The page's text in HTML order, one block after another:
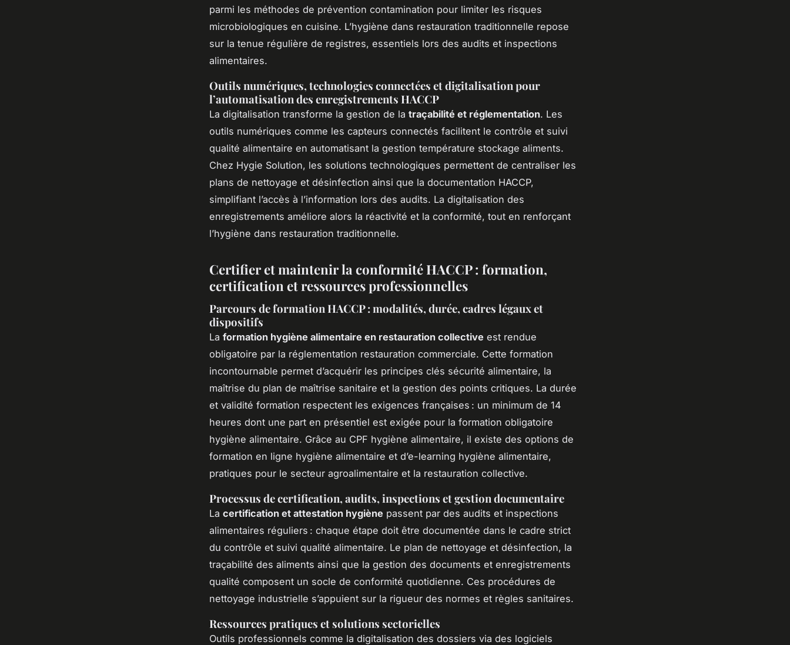
parmi les méthodes de prévention contamination pour limiter les risques
microbiologiques en cuisine. L’hygiène dans restauration traditionnelle repose
sur la tenue régulière de registres, essentiels lors des audits et inspections
alimentaires.
Outils numériques, technologies connectées et digitalisation pour
l’automatisation des enregistrements HACCP
La digitalisation transforme la gestion de la traçabilité et réglementation. Les
outils numériques comme les capteurs connectés facilitent le contrôle et suivi
qualité alimentaire en automatisant la gestion température stockage aliments.
Chez Hygie Solution, les solutions technologiques permettent de centraliser les
plans de nettoyage et désinfection ainsi que la documentation HACCP,
simplifiant l’accès à l’information lors des audits. La digitalisation des
enregistrements améliore alors la réactivité et la conformité, tout en renforçant
l’hygiène dans restauration traditionnelle.
Certifier et maintenir la conformité HACCP : formation,
certification et ressources professionnelles
Parcours de formation HACCP : modalités, durée, cadres légaux et
dispositifs
La formation hygiène alimentaire en restauration collective est rendue
obligatoire par la réglementation restauration commerciale. Cette formation
incontournable permet d’acquérir les principes clés sécurité alimentaire, la
maîtrise du plan de maîtrise sanitaire et la gestion des points critiques. La durée
et validité formation respectent les exigences françaises : un minimum de 14
heures dont une part en présentiel est exigée pour la formation obligatoire
hygiène alimentaire. Grâce au CPF hygiène alimentaire, il existe des options de
formation en ligne hygiène alimentaire et d’e-learning hygiène alimentaire,
pratiques pour le secteur agroalimentaire et la restauration collective.
Processus de certification, audits, inspections et gestion documentaire
La certification et attestation hygiène passent par des audits et inspections
alimentaires réguliers : chaque étape doit être documentée dans le cadre strict
du contrôle et suivi qualité alimentaire. Le plan de nettoyage et désinfection, la
traçabilité des aliments ainsi que la gestion des documents et enregistrements
qualité composent un socle de conformité quotidienne. Ces procédures de
nettoyage industrielle s’appuient sur la rigueur des normes et règles sanitaires.
Ressources pratiques et solutions sectorielles
Outils professionnels comme la digitalisation des dossiers via des logiciels